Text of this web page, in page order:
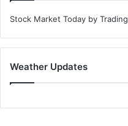
Stock Market Today by
Weather Updates